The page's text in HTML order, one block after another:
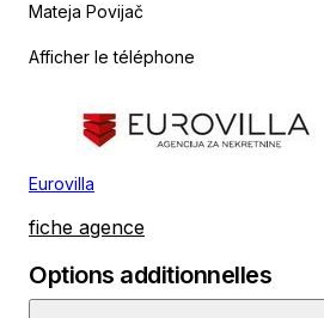
Mateja Povijač
Afficher le téléphone
Eurovilla
fiche agence
Options additionnelles